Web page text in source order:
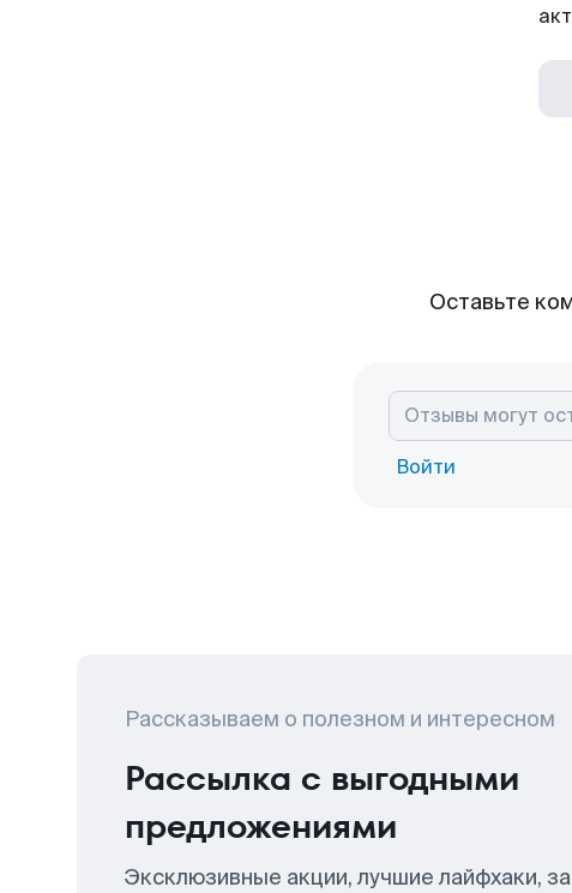
Оставьте
Войти
Рассказываем о полезном и интересном
Рассылка с выгодными
предложениями
Эксклюзивные акции, лучшие лайфхаки,